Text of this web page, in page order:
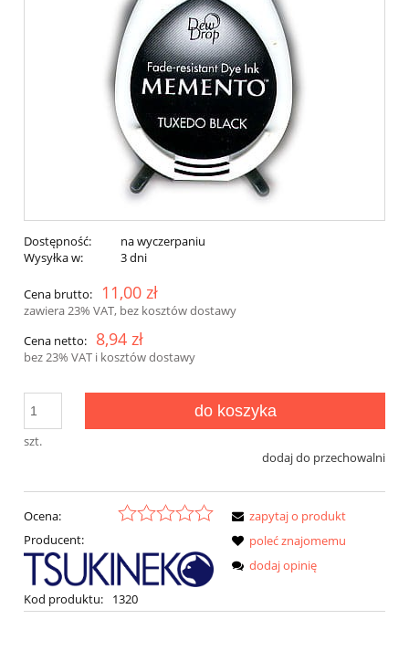
Dostępność:
na wyczerpaniu
Wysyłka w:
3 dni
Cena brutto: 11,00 zł
zawiera 23% VAT, bez kosztów dostawy
Cena netto:
8,94 zł
bez 23% VAT i kosztów dostawy
szt.
do koszyka
dodaj do przechowalni
Ocena:
Producent:
Kod produktu: 1320
zapytaj o produkt
poleć znajomemu
dodaj opinię